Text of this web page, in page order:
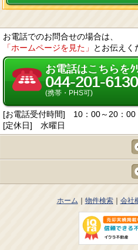
お電話でのお問合せの場合は、
「ホームページを見た」
とお伝えく
お電話はこちらをｸ
044-201-6130
(携帯・PHS可)
[お電話受付時間] 10：00～20：00
[定休日] 水曜日
ホーム 物件検索 会社